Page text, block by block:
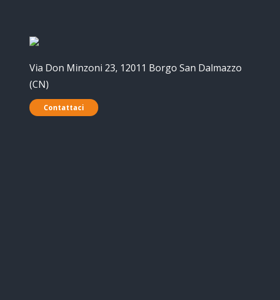
Via Don Minzoni 23, 12011 Borgo San Dalmazzo
(CN)
Contattaci